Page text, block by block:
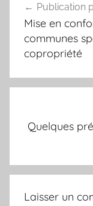
de
l’article
Publication
Mise en
communes
copropriété
Quelques
Laisser un